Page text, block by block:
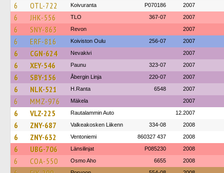
6 OTL-722 Koivuranta P070186 2007
6 JHK-556 TLO 367-07 2007
6 SNY-863 Revon 2007
6 ERF-816 Koiviston Oulu 256-07 2007
6 CGN-624 Nevakivi 2007
6 XEY-546 Paunu 323-07 2007
6 SBY-156 Åbergin Linja 220-07 2007
6 NLK-521 H.Ranta 6548 2007
6 MMZ-976 Mäkela 2007
6 VLZ-225 Rautalammin Auto 12.2007
6 ZNY-687 Valkeakosken Liikenn 334-08 2008
6 ZNY-632 Ventoniemi 860327 437 2008
6 UBG-706 Länsilinjat P085230 2008
6 COA-550 Osmo Aho 6655 2008